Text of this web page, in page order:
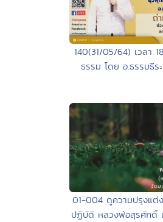
140(31/05/64) เวลา
ธรรม โดย อ.ธรรมธีร
01-004 ดูความปรุงแต่
ปฏิบัติ หลวงพ่อสุรศักดิ์